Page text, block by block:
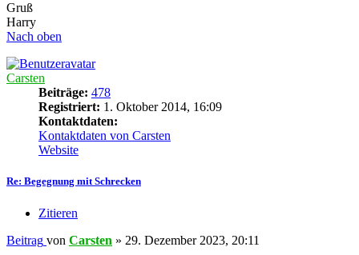
Gruß
Harry
Nach oben
Carsten
Beiträge: 478
Registriert: 1. Oktober 2014, 16:09
Kontaktdaten:
Kontaktdaten von Carsten
Website
Re: Begegnung mit Schrecken
Zitieren
Beitrag von Carsten » 29. Dezember 2023, 20:11